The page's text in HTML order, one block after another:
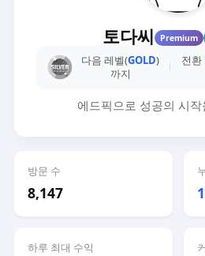
토다씨 Premium
다음 레벨(GOLD)
까지
전환
에드픽으로 성공의 시
방문 수
8,147
하루 최대 수익